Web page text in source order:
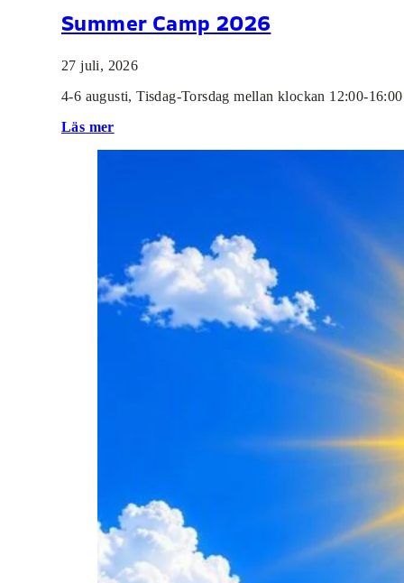
Summer Camp 2026
27 juli, 2026
4-6 augusti, Tisdag-Torsdag mellan klockan 12:00-
Läs mer